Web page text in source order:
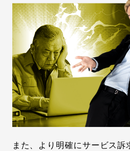
また、より明確にサービス訴